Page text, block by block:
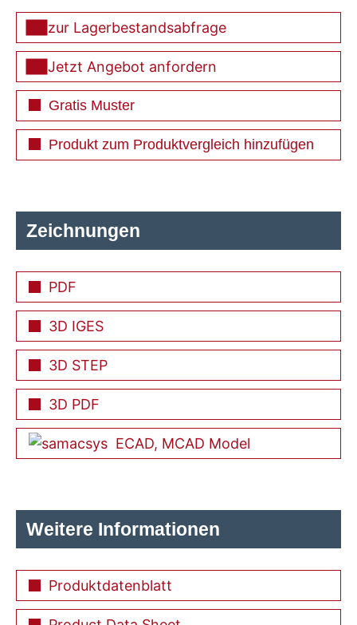
Zeichnungen
PDF
3D IGES
3D STEP
3D PDF
ECAD, MCAD Model
Weitere Informationen
Produktdatenblatt
zur Lagerbestandsabfrage
Jetzt Angebot anfordern
Gratis Muster
Produkt zum Produktvergleich hinzufügen